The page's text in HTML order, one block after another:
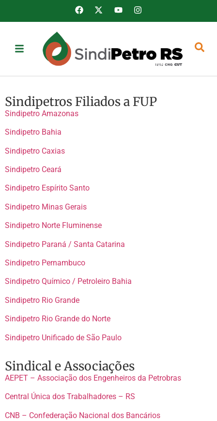
Sindipetros Filiados a FUP
Sindipetro Amazonas
Sindipetro Bahia
Sindipetro Caxias
Sindipetro Ceará
Sindipetro Espírito Santo
Sindipetro Minas Gerais
Sindipetro Norte Fluminense
Sindipetro Paraná / Santa Catarina
Sindipetro Pernambuco
Sindipetro Químico / Petroleiro Bahia
Sindipetro Rio Grande
Sindipetro Rio Grande do Norte
Sindipetro Unificado de São Paulo
Sindical e Associações
AEPET – Associação dos Engenheiros da Petrobras
Central Única dos Trabalhadores – RS
CNB – Confederação Nacional dos Bancários